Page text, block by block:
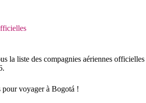
la liste des compagnies aériennes officielles
voyager à Bogotá !